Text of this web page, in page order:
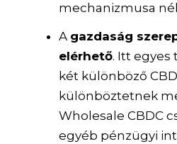
mechanizmusa
A gazdaság
elérhető. Itt
két különböző
különböztetnek
Wholesale CBDC
egyéb pénzügyi